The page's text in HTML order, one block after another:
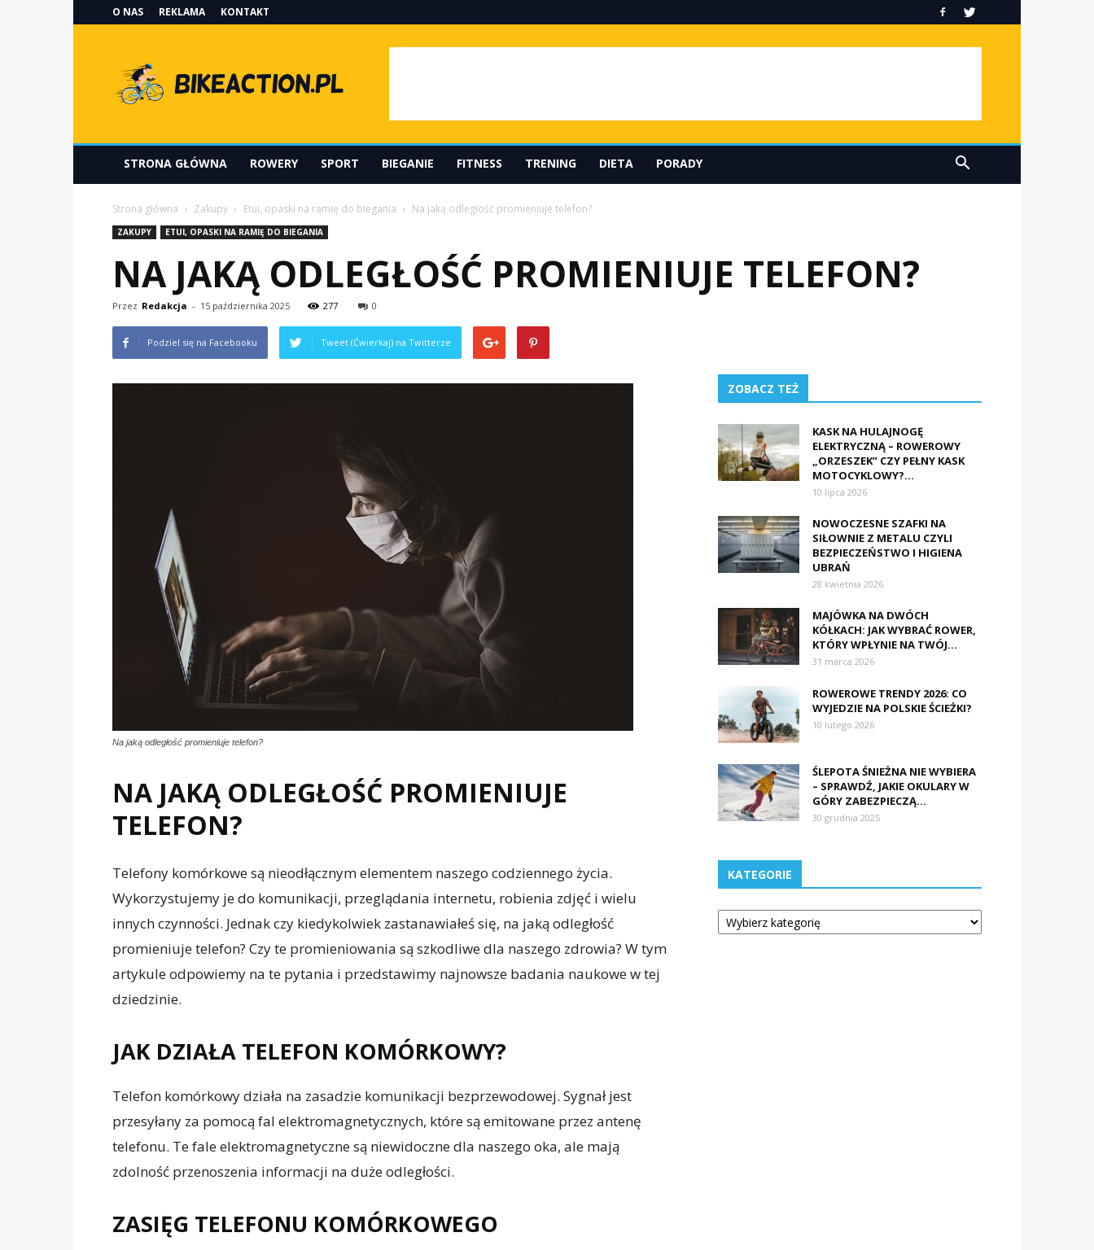
O NAS REKLAMA KONTAKT
STRONA GŁÓWNA ROWERY SPORT BIEGANIE FITNESS TRENING DIETA PORADY
Strona główna Zakupy Etui, opaski na ramię do biegania Na jaką odległość promieniuje telefon?
ZAKUPY ETUI, OPASKI NA RAMIĘ DO BIEGANIA
NA JAKĄ ODLEGŁOŚĆ PROMIENIUJE TELEFON?
Przez Redakcja - 15 października 2025 277 0
Podziel się na Facebooku Tweet (Ćwierkaj) na Twitterze
Na jaką odległość promieniuje telefon?
NA JAKĄ ODLEGŁOŚĆ PROMIENIUJE
TELEFON?
Telefony komórkowe są nieodłącznym elementem naszego codziennego życia.
Wykorzystujemy je do komunikacji, przeglądania internetu, robienia zdjęć i wielu
innych czynności. Jednak czy kiedykolwiek zastanawiałeś się, na jaką odległość
promieniuje telefon? Czy te promieniowania są szkodliwe dla naszego zdrowia? W tym
artykule odpowiemy na te pytania i przedstawimy najnowsze badania naukowe w tej
dziedzinie.
JAK DZIAŁA TELEFON KOMÓRKOWY?
Telefon komórkowy działa na zasadzie komunikacji bezprzewodowej. Sygnał jest
przesyłany za pomocą fal elektromagnetycznych, które są emitowane przez antenę
telefonu. Te fale elektromagnetyczne są niewidoczne dla naszego oka, ale mają
zdolność przenoszenia informacji na duże odległości.
ZASIĘG TELEFONU KOMÓRKOWEGO
ZOBACZ TEŻ
KASK NA HULAJNOGĘ
ELEKTRYCZNĄ – ROWEROWY
„ORZESZEK” CZY PEŁNY KASK
MOTOCYKLOWY?...
10 lipca 2026
NOWOCZESNE SZAFKI NA
SIŁOWNIE Z METALU CZYLI
BEZPIECZEŃSTWO I HIGIENA
UBRAŃ
28 kwietnia 2026
MAJÓWKA NA DWÓCH
KÓŁKACH: JAK WYBRAĆ ROWER,
KTÓRY WPŁYNIE NA TWÓJ...
31 marca 2026
ROWEROWE TRENDY 2026: CO
WYJEDZIE NA POLSKIE ŚCIEŻKI?
10 lutego 2026
ŚLEPOTA ŚNIEŻNA NIE WYBIERA
– SPRAWDŹ, JAKIE OKULARY W
GÓRY ZABEZPIECZĄ...
30 grudnia 2025
KATEGORIE
Kategorie